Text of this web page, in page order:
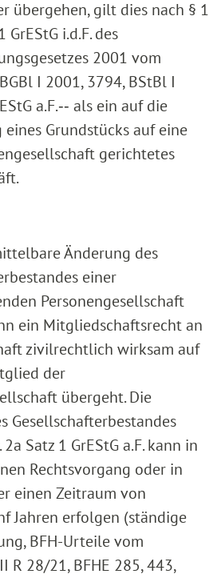
übergehen, gilt dies nach § 1
GrEStG i.d.F. des
2001 vom
I 2001, 3794, BStBl I
a.F.‑‑ als ein auf die
Grundstücks auf eine
gerichtetes
Änderung des
einer
Personengesellschaft
ein Mitgliedschaftsrecht an
zivilrechtlich wirksam auf
der
übergeht. Die
Gesellschafterbestandes
Satz 1 GrEStG a.F. kann in
Rechtsvorgang oder in
einen Zeitraum von
Jahren erfolgen (ständige
BFH-Urteile vom
R 28/21, BFHE 285, 443,